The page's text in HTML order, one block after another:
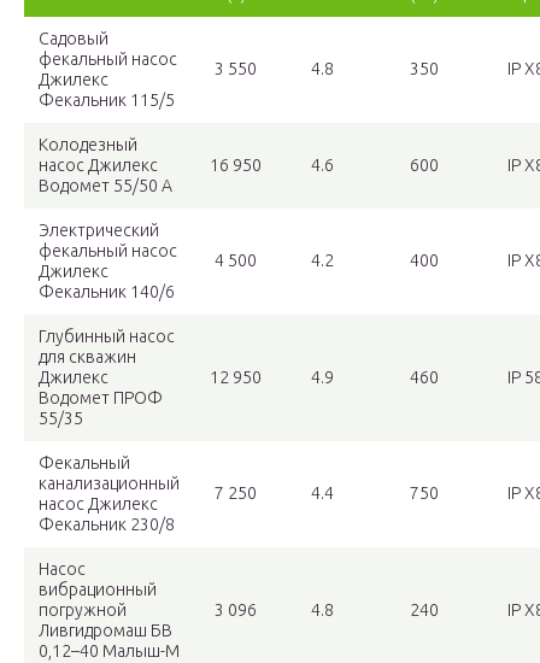
Садовый
фекальный насос
Джилекс
Фекальник 115/5
3 550 4.8 350 IP
Колодезный
насос Джилекс
Водомет 55/50 А
16 950 4.6 600 IP
Электрический
фекальный насос
Джилекс
Фекальник 140/6
4 500 4.2 400 IP
Глубинный насос
для скважин
Джилекс
Водомет ПРОФ
55/35
12 950 4.9 460 IP
Фекальный
канализационный
насос Джилекс
Фекальник 230/8
7 250 4.4 750 IP
Насос
вибрационный
погружной
Ливгидромаш БВ
0,12–40 Малыш-М
3 096 4.8 240 IP